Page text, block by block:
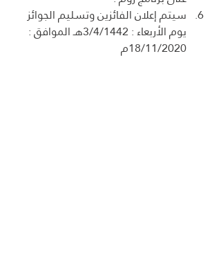
سيتم إعلان الفائزين وتسليم الجوائز
يوم الأربعاء : 3/4/1442هـ الموافق :
18/11/2020م